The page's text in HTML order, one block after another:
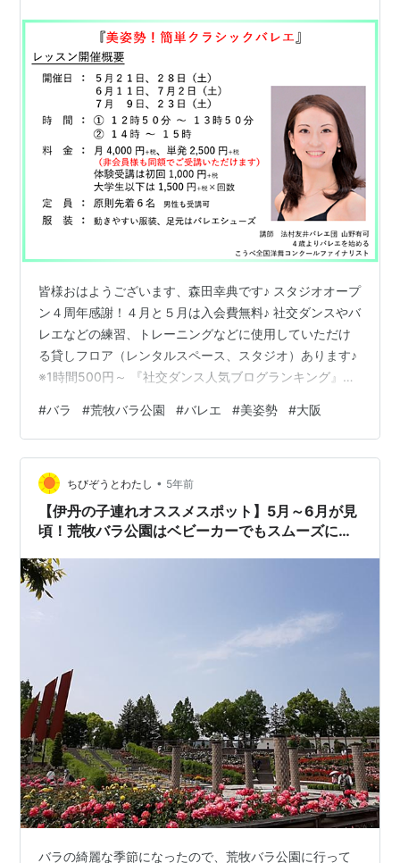
の土曜日♪
皆様おはようございます、森田幸典です♪ スタジオオープ
ン４周年感謝！４月と５月は入会費無料♪ 社交ダンスやバ
レエなどの練習、トレーニングなどに使用していただけ
る貸しフロア（レンタルスペース、スタジオ）あります♪
※1時間500円～ 『社交ダンス人気ブログランキング』は
こちらのバナーをクリックして応援お願いいたしますm(_
_)m バラの季節ということで、先日は伊丹市にある『荒
牧バラ公園』に行ってきました。 「少し早いかな～」と
も思っていたのですが、良い意味で予想に反して沢山の
バラが咲き誇っていました☆ 園内には約２５０種、１万
本のバラが咲くと…
#バラ #荒牧バラ公園 #バレエ #美姿勢 #大阪
ちびぞうとわたし • 5年前
【伊丹の子連れオススメスポット】5月～6月が見
頃！荒牧バラ公園はベビーカーでもスムーズに回
バラの綺麗な季節になったので、荒牧バラ公園に行って